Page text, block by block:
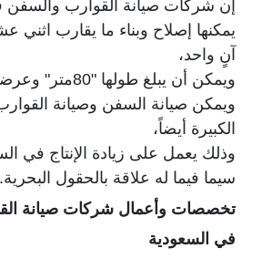
إن شركات صيانة القوارب والسفن
يمكنها إصلاح وبناء ما يقارب اثني
آنٍ واحد،
ويمكن صيانة السفن وصيانة
الكبيرة أيضاً،
وذلك يعمل على زيادة الإنتاج في
سيما فيما له علاقة بالحقول البحرية.
تخصصات وأعمال شركات صيانة
في السعودية